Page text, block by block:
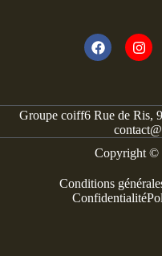
Groupe coiff6 Rue de Ris,
Copyright ©
Conditions
Confidentialité